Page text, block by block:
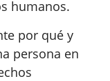
humanos.
por qué y
persona en